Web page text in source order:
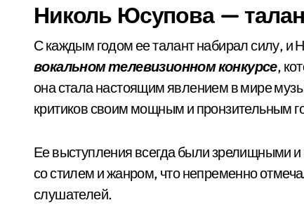
Николь Юсупова —
С каждым годом ее талант набирал силу, и
вокальном телевизионном конкурсе,
она стала настоящим явлением в мире
критиков своим мощным и пронзительным
Ее выступления всегда были зрелищными
со стилем и жанром, что непременно
слушателей.